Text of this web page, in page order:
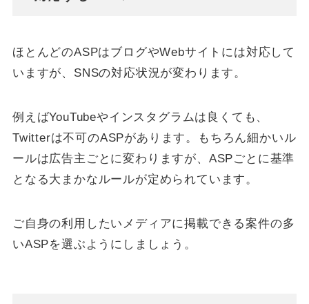
ほとんどのASPはブログやWebサイトには対応して
いますが、SNSの対応状況が変わります。
例えばYouTubeやインスタグラムは良くても、
Twitterは不可のASPがあります。もちろん細かいル
ールは広告主ごとに変わりますが、ASPごとに基準
となる大まかなルールが定められています。
ご自身の利用したいメディアに掲載できる案件の多
いASPを選ぶようにしましょう。